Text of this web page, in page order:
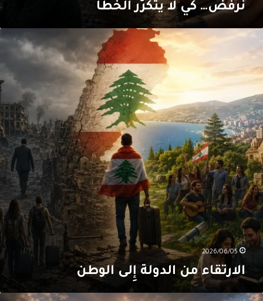
نرفض… كي لا يتكرَّر الخطأ
إِلى
الوطن
2026/06/05
الارتقاء من الدولة إِلى الوطن
شو